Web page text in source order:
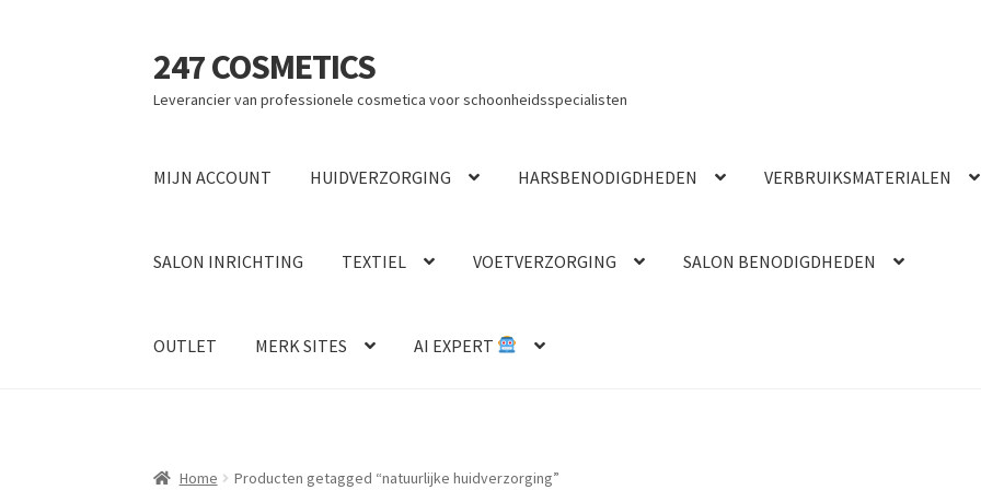
Ga
door
naar
Ga
naar
de
247 COSMETICS
Leverancier van professionele cosmetica voor schoonheidsspecialisten
MIJN ACCOUNT HUIDVERZORGING HARSBENODIGDHEDEN VERBRUIKSMATERIALEN
SALON INRICHTING TEXTIEL VOETVERZORGING SALON BENODIGDHEDEN
OUTLET MERK SITES AI EXPERT
Home Producten getagged “natuurlijke huidverzorging”